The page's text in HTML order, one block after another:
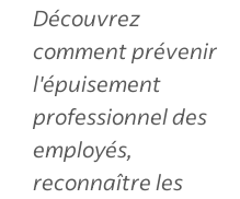
Découvrez
comment prévenir
l'épuisement
professionnel des
employés,
reconnaître les